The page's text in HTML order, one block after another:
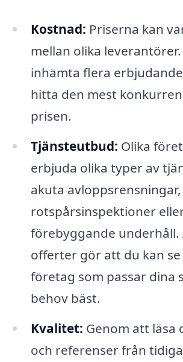
Kostnad: Priserna kan
mellan olika
inhämta flera
hitta den mest
prisen.
Tjänsteutbud: Olika
erbjuda olika typer av
akuta avloppsrensningar,
rotspårsinspektioner
förebyggande underhåll.
offerter gör att du kan
företag som passar dina
behov bäst.
Kvalitet: Genom att läsa
och referenser från